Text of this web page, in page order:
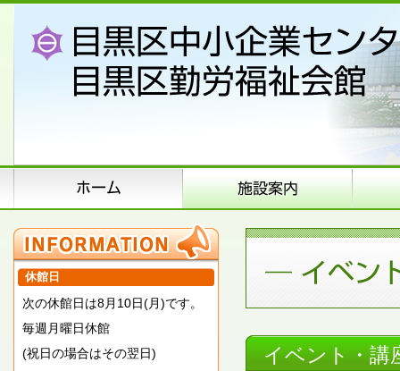
休館日
次の休館日は8月10日(月)です。
毎週月曜日休館
(祝日の場合はその翌日)
イベント・講